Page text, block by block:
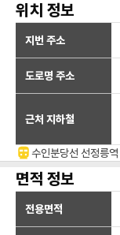
위치 정보
지번 주소
도로명 주소
근처 지하철
수인분당선 선정릉역
면적 정보
전용면적